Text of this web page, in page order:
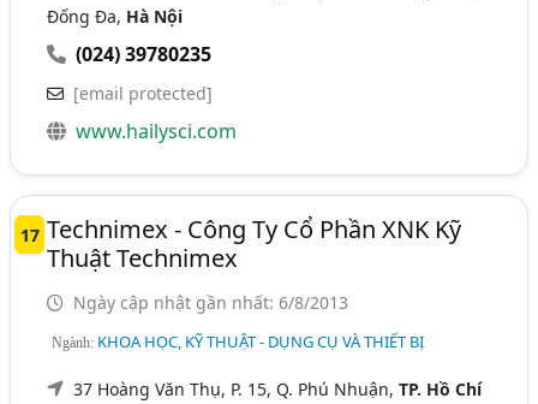
Đống Đa, Hà Nội
(024) 39780235
[email protected]
www.hailysci.com
17 Technimex - Công Ty Cổ Phần XNK Kỹ
Thuật Technimex
Ngày cập nhật gần nhất: 6/8/2013
Ngành: KHOA HỌC, KỸ THUẬT - DỤNG CỤ VÀ THIẾT BỊ
37 Hoàng Văn Thụ, P. 15, Q. Phú Nhuận,TP. Hồ Chí